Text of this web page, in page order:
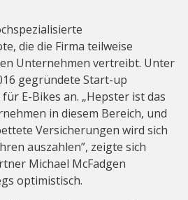
die die Firma teilweise
Unternehmen vertreibt. Unter
gegründete Start-up
E-Bikes an. „Hepster ist das
in diesem Bereich, und
Versicherungen wird sich
auszahlen”, zeigte sich
Michael McFadgen
optimistisch.